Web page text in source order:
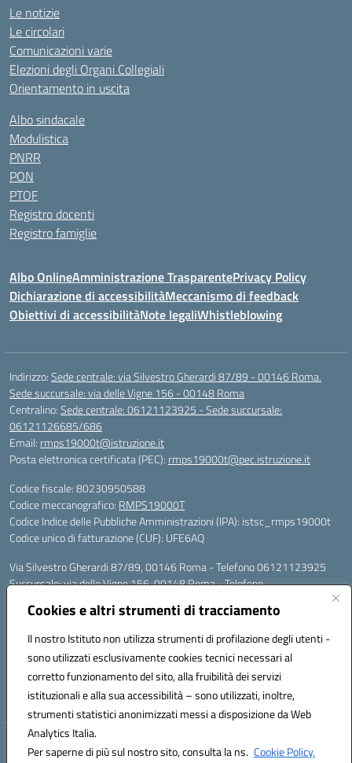
Cookies e altri strumenti di tracciamento
Il nostro Istituto non utilizza strumenti di profilazione degli utenti -
sono utilizzati esclusivamente cookies tecnici necessari al
corretto funzionamento del sito, alla fruibilità dei servizi
istituzionali e alla sua accessibilità – sono utilizzati, inoltre,
strumenti statistici anonimizzati messi a disposizione da Web
Analytics Italia.
Per saperne di più sul nostro sito, consulta la ns. Cookie Policy.
Le notizie
Le circolari
Comunicazioni varie
Elezioni degli Organi Collegiali
Orientamento in uscita
Albo sindacale
Modulistica
PNRR
PON
PTOF
Registro docenti
Registro famiglie
Albo OnlineAmministrazione TrasparentePrivacy Policy
Dichiarazione di accessibilitàMeccanismo di feedback
Obiettivi di accessibilitàNote legaliWhistleblowing
Indirizzo:Sede centrale: via Silvestro Gherardi 87/89 - 00146 Roma.
Sede succursale: via delle Vigne 156 - 00148 Roma
Centralino:Sede centrale: 06121123925 - Sede succursale:
06121126685/686
Email: rmps19000t@istruzione.it
Posta elettronica certificata (PEC): rmps19000t@pec.istruzione.it
Codice fiscale: 80230950588
Codice meccanografico: RMPS19000T
Codice Indice delle Pubbliche Amministrazioni (IPA): istsc_rmps19000t
Codice unico di fatturazione (CUF): UFE6AQ
Via Silvestro Gherardi 87/89, 00146 Roma - Telefono 06121123925
Succursale: via delle Vigne 156, 00148 Roma - Telefono
Mail: rmps19000t@istruzione.it - PEC: rmps19000t@pec.istruzione.it
Per contatti con il Dirigente Scolastico, utilizzare esclusivamente
Codice univoco ufficio: UFE6AQ
Codice meccanografico: RMPS19000T
Codice fiscale: 80230950588
Hosting & Powered by 3D Solution S.r.l.